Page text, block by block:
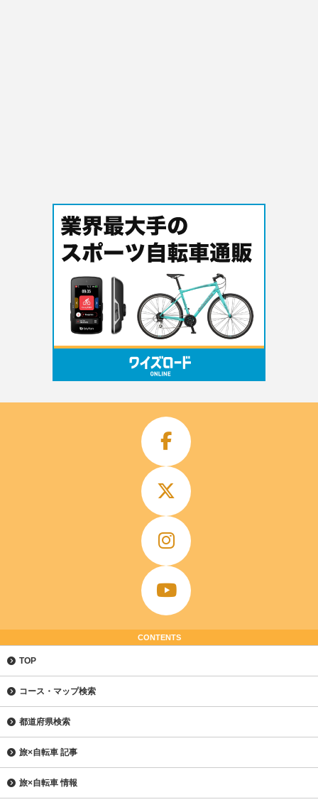
CONTENTS
TOP
コース・マップ検索
都道府県検索
旅×自転車 記事
旅×自転車 情報